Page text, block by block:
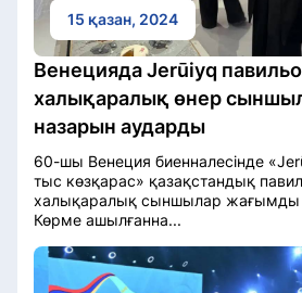
15 қазан, 2024
Венецияда Jerūiyq
халықаралық өнер
назарын аударды
60-шы Венеция биенналесінде
тыс көзқарас» қазақстандық
халықаралық сыншылар жағымды
Көрме ашылғанна...